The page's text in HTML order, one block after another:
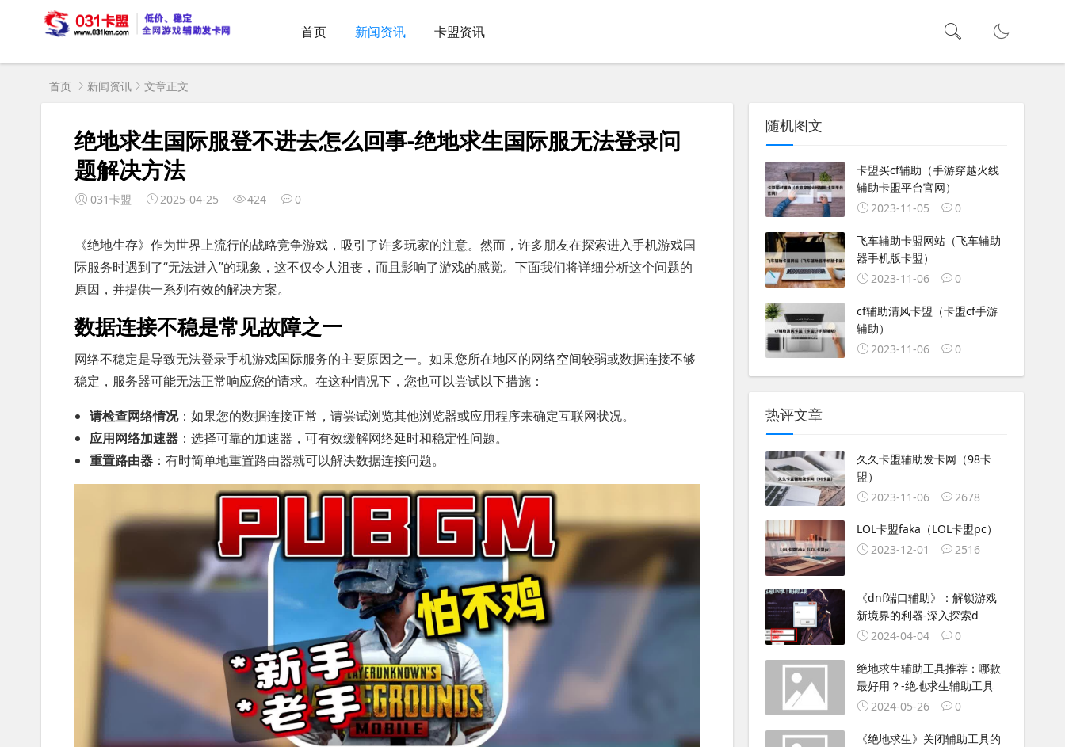
首页 新闻资讯 卡盟资讯
首页 新闻资讯 文章正文
绝地求生国际服登不进去怎么回事-绝地求生国际服无法登录问
题解决方法
031卡盟 2025-04-25 424 0
《绝地生存》作为世界上流行的战略竞争游戏，吸引了许多玩家的注意。然而，许多朋友在探索进入手机游戏国
际服务时遇到了“无法进入”的现象，这不仅令人沮丧，而且影响了游戏的感觉。下面我们将详细分析这个问题的
原因，并提供一系列有效的解决方案。
数据连接不稳是常见故障之一
网络不稳定是导致无法登录手机游戏国际服务的主要原因之一。如果您所在地区的网络空间较弱或数据连接不够
稳定，服务器可能无法正常响应您的请求。在这种情况下，您也可以尝试以下措施：
请检查网络情况：如果您的数据连接正常，请尝试浏览其他浏览器或应用程序来确定互联网状况。
应用网络加速器 ：选择可靠的加速器，可有效缓解网络延时和稳定性问题。
重置路由器 ：有时简单地重置路由器就可以解决数据连接问题。
随机图文
卡盟买cf辅助（手游穿越火线
辅助卡盟平台官网）
2023-11-05
0
飞车辅助卡盟网站（飞车辅助
器手机版卡盟）
2023-11-06
0
cf辅助清风卡盟（卡盟cf手游
辅助）
2023-11-06
0
热评文章
久久卡盟辅助发卡网（98卡
盟）
2023-11-06
2678
LOL卡盟faka（LOL卡盟pc）
2023-12-01
2516
《dnf端口辅助》：解锁游戏
新境界的利器-深入探索d
2024-04-04
0
绝地求生辅助工具推荐：哪款
最好用？-绝地求生辅助工具
2024-05-26
0
《绝地求生》关闭辅助工具的